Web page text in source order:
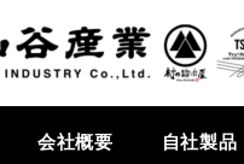
会社概要 自社製品